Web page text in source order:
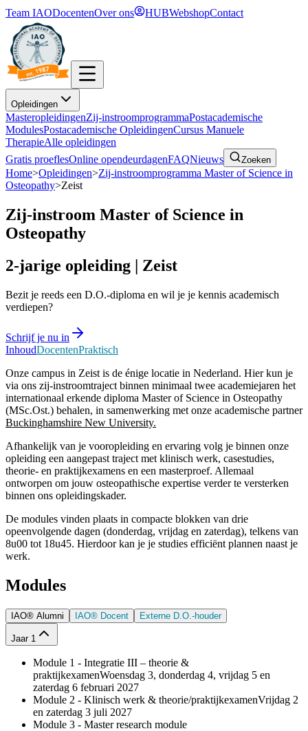
Team IAODocentenOver ons HUBWebshopContact
Opleidingen
MasteropleidingenZij-instroomprogrammaPostacademische
ModulesPostacademische OpleidingenCursus Manuele
TherapieAlle opleidingen
Gratis proeflesOnline opendeurdagenFAQNieuws Zoeken
Home>Opleidingen>Zij-instroomprogramma Master of Science in
Osteopathy>Zeist
Zij-instroom Master of Science in
Osteopathy
2-jarige opleiding | Zeist
Bezit je reeds een D.O.-diploma en wil je je kennis academisch
verdiepen?
Schrijf je nu in
InhoudDocentenPraktisch
Onze campus in Zeist is de énige locatie in Nederland. Hier kun je
via ons zij-instroomtraject binnen minimaal twee academiejaren het
internationaal erkende diploma Master of Science in Osteopathy
(MSc.Ost.) behalen, in samenwerking met onze academische partner
Buckinghamshire New University.
Afhankelijk van je vooropleiding en ervaring volg je binnen onze
opleiding een aangepast traject met klinisch werk, casestudies,
theorie- en praktijkexamens en een masterproef. Allemaal
ontworpen om jouw osteopathische expertise verder te versterken
binnen ons opleidingskader.
De modules vinden plaats in compacte blokken van drie
opeenvolgende dagen (donderdag, vrijdag en zaterdag), telkens van
8u00 tot 18u45. Hierdoor kan je je studies efficiënt plannen naast je
werk.
Modules
IAO® Alumni IAO® Docent Externe D.O.-houder
Jaar 1
Module 1 - Integratie III – theorie &
praktijkexamenWoensdag 3, donderdag 4, vrijdag 5 en
zaterdag 6 februari 2027
Module 2 - Klinisch werk & theorie/praktijkexamenVrijdag 2
en zaterdag 3 juli 2027
Module 3 - Master research module